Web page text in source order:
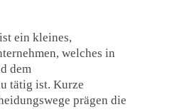
ein kleines,
welches in
dem
tätig ist. Kurze
prägen die